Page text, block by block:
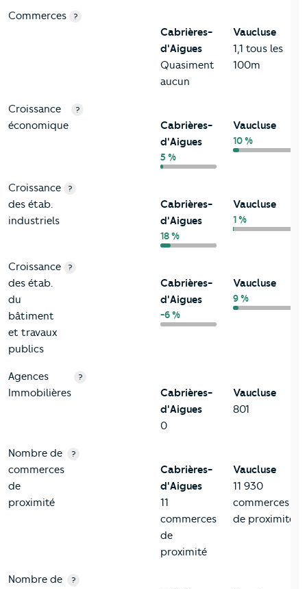
Commerces ?
Cabrières-
d'Aigues
Quasiment
aucun
Vaucluse
1,1 tous les
100m
Croissance
économique
?
Cabrières-
d'Aigues
5 %
Vaucluse
10 %
Croissance
des étab.
industriels
?
Cabrières-
d'Aigues
18 %
Vaucluse
1 %
Croissance
des étab.
du
bâtiment
et travaux
publics
?
Cabrières-
d'Aigues
-6 %
Vaucluse
9 %
Agences
Immobilières
?
Cabrières-
d'Aigues
0
Vaucluse
801
Nombre de
commerces
de
proximité
?
Cabrières-
d'Aigues
11
commerces
de
proximité
Vaucluse
11 930
commerces
de proximité
Nombre de
?